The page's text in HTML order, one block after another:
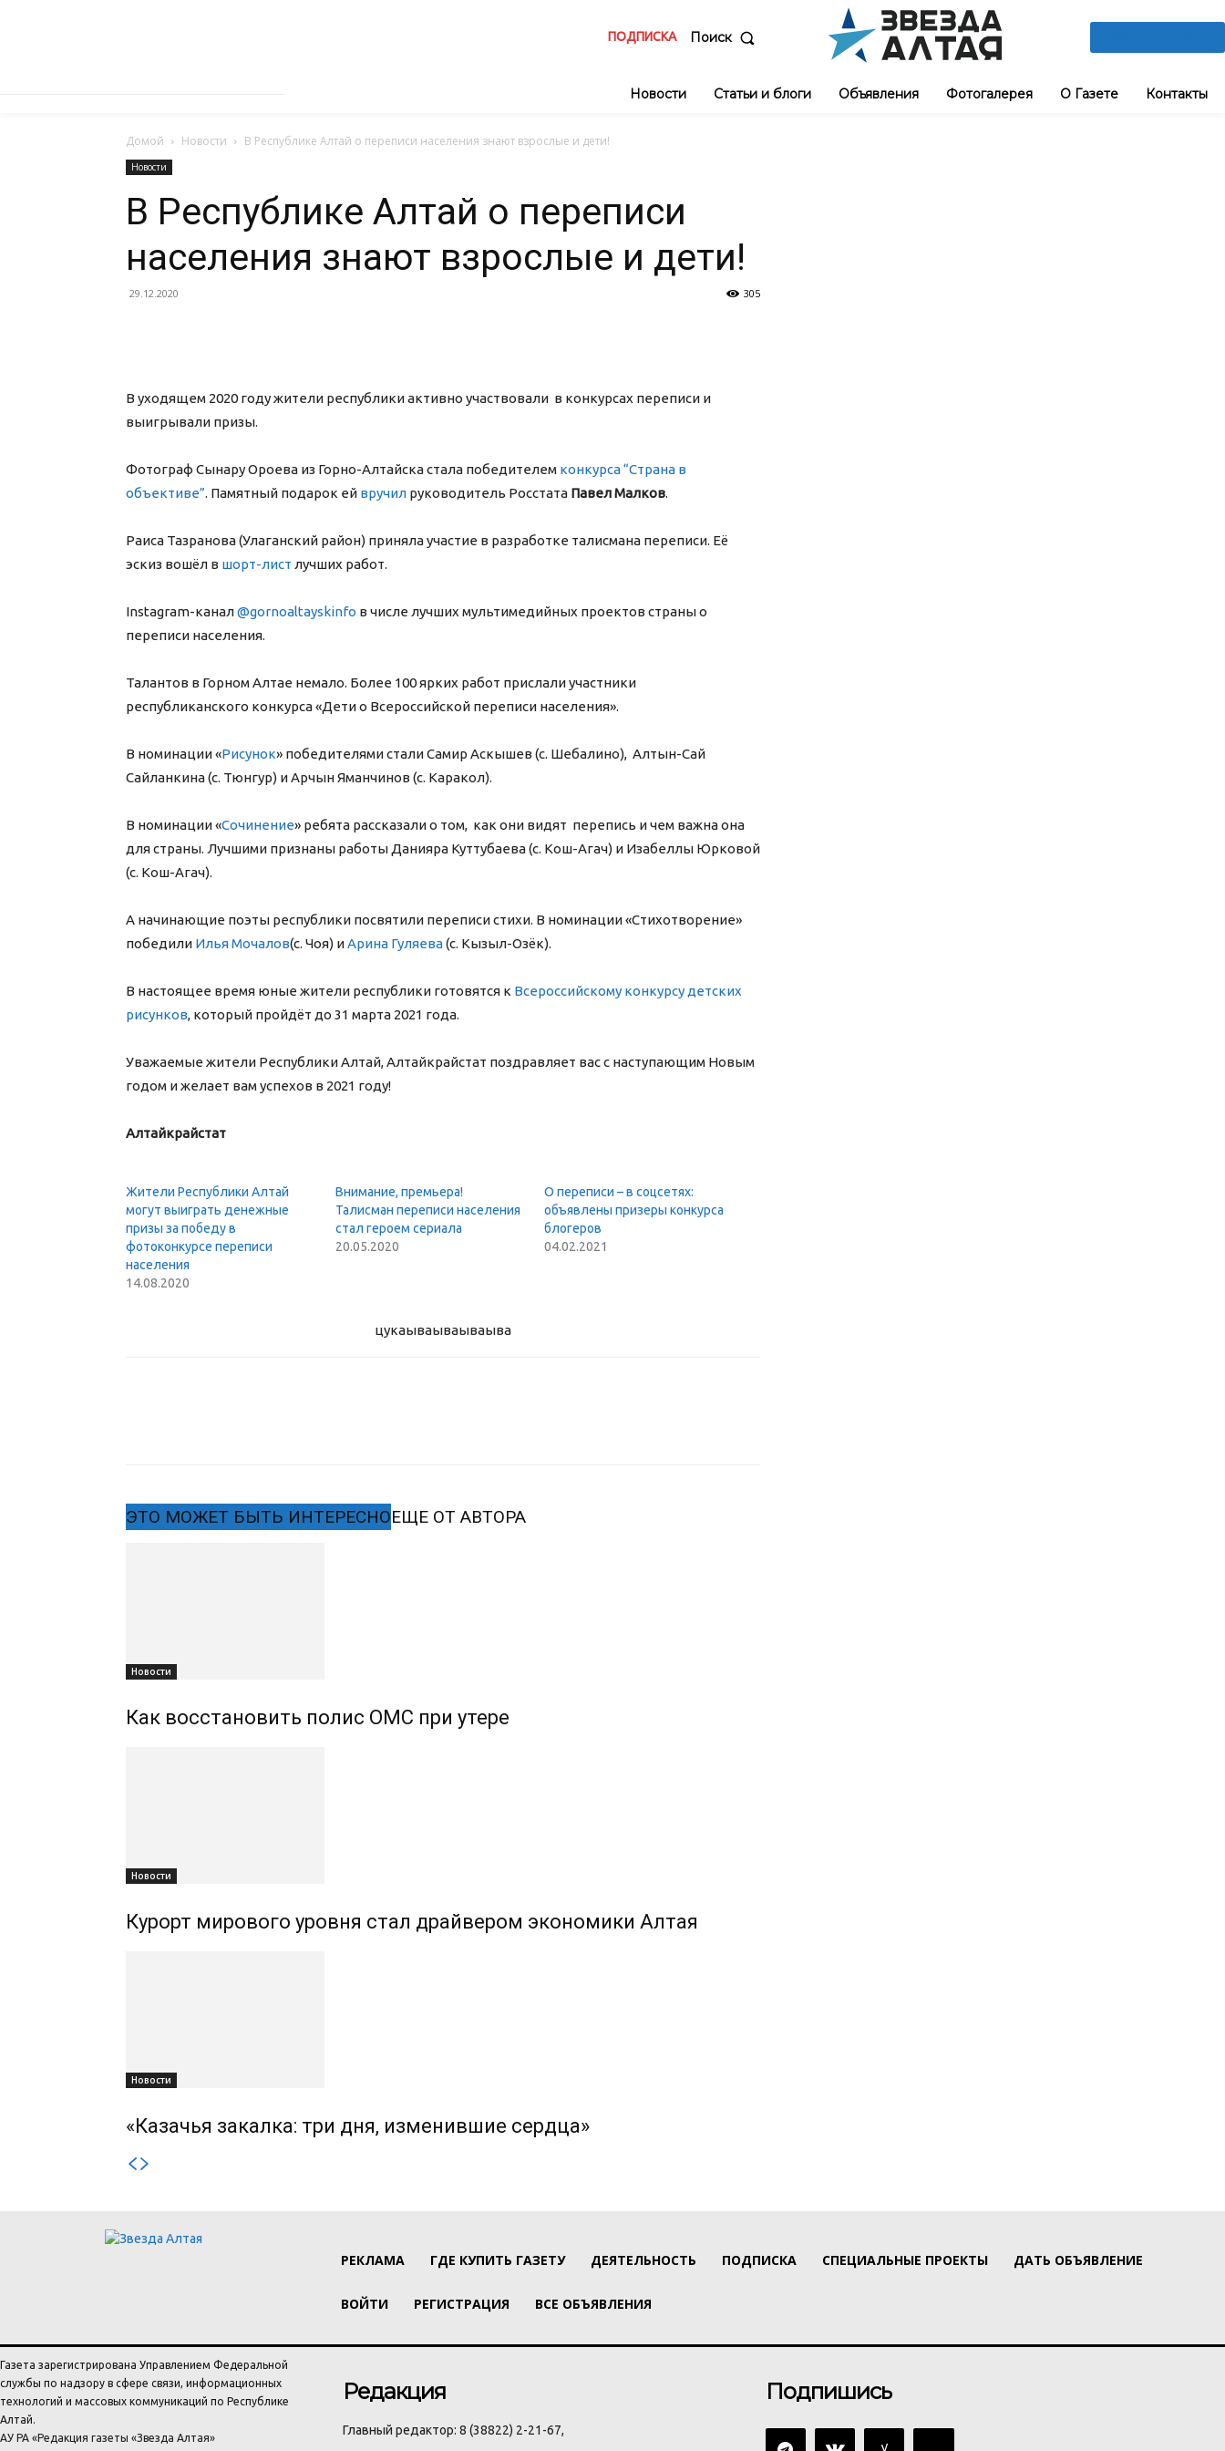
ПОДПИСКА Поиск
Новости Статьи и блоги Объявления Фотогалерея О Газете Контакты
Домой Новости В Республике Алтай о переписи населения знают взрослые и дети!
Новости
В Республике Алтай о переписи
населения знают взрослые и дети!
29.12.2020 305
В уходящем 2020 году жители республики активно участвовали в конкурсах переписи и
выигрывали призы.
Фотограф Сынару Ороева из Горно-Алтайска стала победителем конкурса “Страна в
объективе”. Памятный подарок ей вручил руководитель Росстата Павел Малков.
Раиса Тазранова (Улаганский район) приняла участие в разработке талисмана переписи. Её
эскиз вошёл в шорт-лист лучших работ.
Instagram-канал@gornoaltayskinfo в числе лучших мультимедийных проектов страны о
переписи населения.
Талантов в Горном Алтае немало. Более 100 ярких работ прислали участники
республиканского конкурса «Дети о Всероссийской переписи населения».
В номинации «Рисунок» победителями стали Самир Аскышев (с. Шебалино), Алтын-Сай
Сайланкина (с. Тюнгур) и Арчын Яманчинов (с. Каракол).
В номинации «Сочинение» ребята рассказали о том, как они видят перепись и чем важна она
для страны. Лучшими признаны работы Данияра Куттубаева (с. Кош-Агач) и Изабеллы Юрковой
(с. Кош-Агач).
А начинающие поэты республики посвятили переписи стихи. В номинации «Стихотворение»
победили Илья Мочалов(с. Чоя) иАрина Гуляева(с. Кызыл-Озёк).
В настоящее время юные жители республики готовятся к Всероссийскому конкурсу детских
рисунков, который пройдёт до 31 марта 2021 года.
Уважаемые жители Республики Алтай, Алтайкрайстат поздравляет вас с наступающим Новым
годом и желает вам успехов в 2021 году!
Алтайкрайстат
Жители Республики Алтай
могут выиграть денежные
призы за победу в
фотоконкурсе переписи
населения
14.08.2020
Внимание, премьера!
Талисман переписи населения
стал героем сериала
20.05.2020
О переписи – в соцсетях:
объявлены призеры конкурса
блогеров
04.02.2021
цукаываываываыва
ЭТО МОЖЕТ БЫТЬ ИНТЕРЕСНОЕЩЕ ОТ АВТОРА
Новости
Как восстановить полис ОМС при утере
Новости
Курорт мирового уровня стал драйвером экономики Алтая
Новости
«Казачья закалка: три дня, изменившие сердца»
РЕКЛАМА ГДЕ КУПИТЬ ГАЗЕТУ ДЕЯТЕЛЬНОСТЬ ПОДПИСКА СПЕЦИАЛЬНЫЕ ПРОЕКТЫ ДАТЬ ОБЪЯВЛЕНИЕ
ВОЙТИ РЕГИСТРАЦИЯ ВСЕ ОБЪЯВЛЕНИЯ
Газета зарегистрирована Управлением Федеральной
службы по надзору в сфере связи, информационных
технологий и массовых коммуникаций по Республике
Алтай.
АУ РА «Редакция газеты «Звезда Алтая»
Редакция
Главный редактор: 8 (38822) 2-21-67,
Подпишись